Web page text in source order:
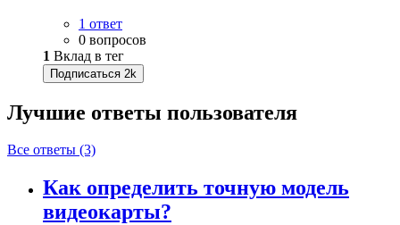
1 ответ
0 вопросов
1 Вклад в тег
Подписаться 2k
Лучшие ответы пользователя
Все ответы (3)
Как определить точную модель
видеокарты?